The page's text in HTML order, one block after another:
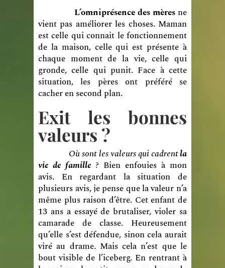
L’omniprésence des mères ne
vient pas améliorer les choses. Maman
est celle qui connait le fonctionnement
de la maison, celle qui est présente à
chaque moment de la vie, celle qui
gronde, celle qui punit. Face à cette
situation, les pères ont préféré se
cacher en second plan.
Exit les bonnes
valeurs ?
Où sont les valeurs qui cadrentla
vie de famille ? Bien enfouies à mon
avis. En regardant la situation de
plusieurs avis, je pense que la valeur n’a
même plus raison d’être. Cet enfant de
13 ans a essayé de brutaliser, violer sa
camarade de classe. Heureusement
qu’elle s’est défendue, sinon cela aurait
viré au drame. Mais cela n’est que le
bout visible de l’iceberg. En rentrant à